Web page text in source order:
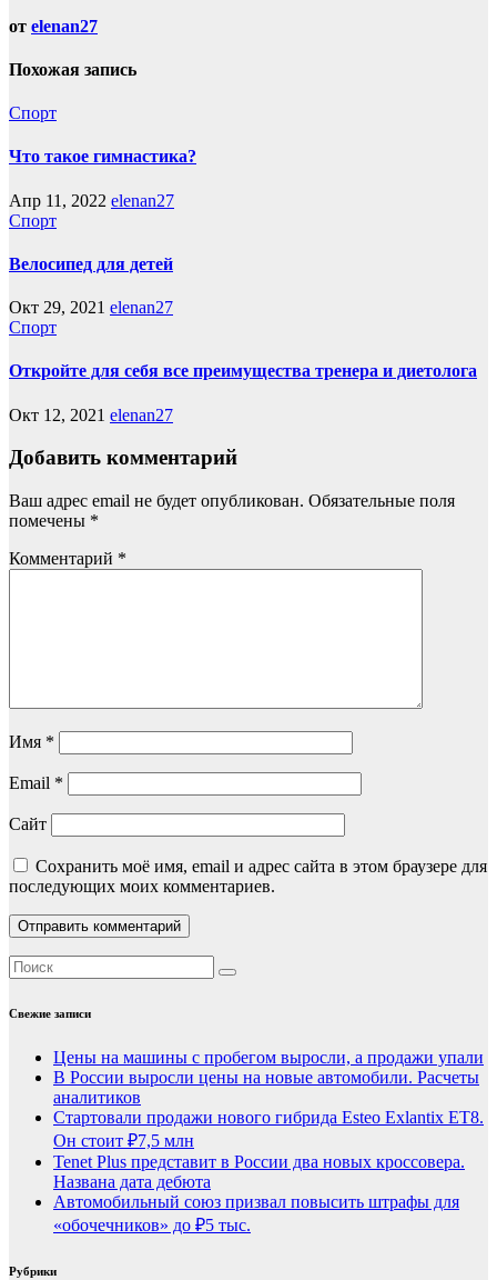
от elenan27
Похожая запись
Спорт
Что такое гимнастика?
Апр 11, 2022 elenan27
Спорт
Велосипед для детей
Окт 29, 2021 elenan27
Спорт
Откройте для себя все преимущества тренера и диетолога
Окт 12, 2021 elenan27
Добавить комментарий
Ваш адрес email не будет опубликован. Обязательные поля
помечены *
Комментарий *
Имя *
Email *
Сайт
Сохранить моё имя, email и адрес сайта в этом браузере для
последующих моих комментариев.
Свежие записи
Цены на машины с пробегом выросли, а продажи упали
В России выросли цены на новые автомобили. Расчеты
аналитиков
Стартовали продажи нового гибрида Esteo Exlantix ET8.
Он стоит ₽7,5 млн
Tenet Plus представит в России два новых кроссовера.
Названа дата дебюта
Автомобильный союз призвал повысить штрафы для
«обочечников» до ₽5 тыс.
Рубрики